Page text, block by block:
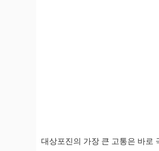
대상포진의 가장 큰 고통은 바로